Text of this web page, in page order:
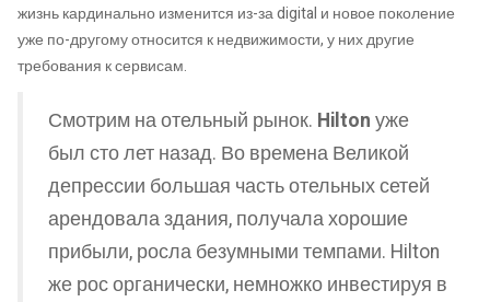
жизнь кардинально изменится из-за digital и новое поколение
уже по-другому относится к недвижимости, у них другие
требования к сервисам.
Смотрим на отельный рынок. Hilton уже
был сто лет назад. Во времена Великой
депрессии большая часть отельных сетей
арендовала здания, получала хорошие
прибыли, росла безумными темпами. Hilton
же рос органически, немножко инвестируя в